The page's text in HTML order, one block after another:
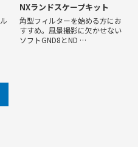
NXランドスケープキット
角型フィルターを始める方にお
すすめ。風景撮影に欠かせない
ソフトGND8とND …